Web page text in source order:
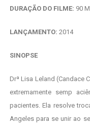
DURAÇÃO DO FILME: 90
LANÇAMENTO: 2014
SINOPSE
Drª Lisa Leland (Candace
extremamente semp
pacientes. Ela resolve
Angeles para se unir ao